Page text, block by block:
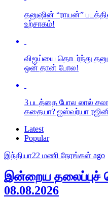
தனுஷின் “ராயன்”
உற்சாகம்!
விஜய்யை தொடர்ந்து
ஒன் தான் போல!
3 படத்தை போல லால்
கதையா? ஐஸ்வர்யா
Latest
Popular
இந்தியா22 மணி நேரங்கள் ago
இன்றைய தலைப்புச்
08.08.2026